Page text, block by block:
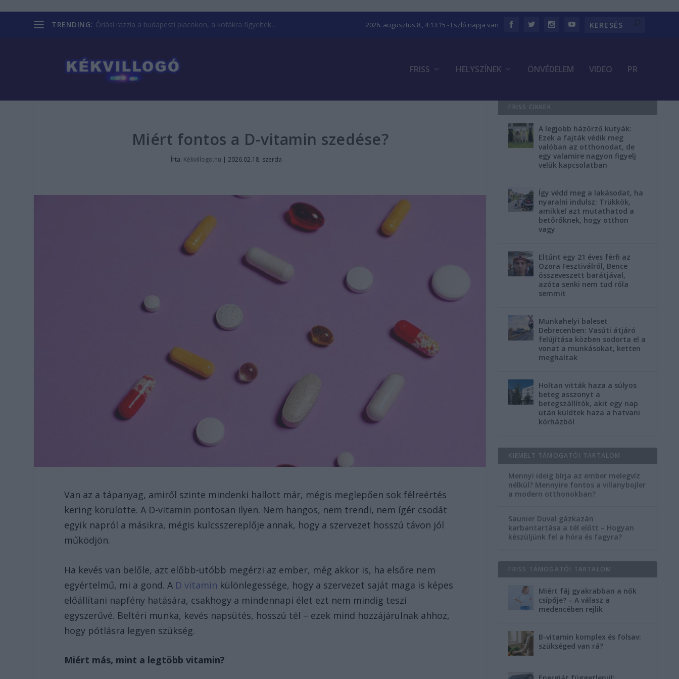
TRENDING: Óriási razzia a budapesti piacokon, a kofákra figyeltek... 2026. augusztus 8., 4:13:15 - Lszló napja van
FRISS HELYSZÍNEK ÖNVÉDELEM VIDEO PR
Miért fontos a D-vitamin szedése?
Írta: Kékvillogo.hu |2026.02.18. szerda
Van az a tápanyag, amiről szinte mindenki hallott már, mégis meglepően sok félreértés
kering körülötte. A D-vitamin pontosan ilyen. Nem hangos, nem trendi, nem ígér csodát
egyik napról a másikra, mégis kulcsszereplője annak, hogy a szervezet hosszú távon jól
működjön.
Ha kevés van belőle, azt előbb-utóbb megérzi az ember, még akkor is, ha elsőre nem
egyértelmű, mi a gond. A D vitamin különlegessége, hogy a szervezet saját maga is képes
előállítani napfény hatására, csakhogy a mindennapi élet ezt nem mindig teszi
egyszerűvé. Beltéri munka, kevés napsütés, hosszú tél – ezek mind hozzájárulnak ahhoz,
hogy pótlásra legyen szükség.
Miért más, mint a legtöbb vitamin?
FRISS CIKKEK
A legjobb házőrző kutyák:
Ezek a fajták védik meg
valóban az otthonodat, de
egy valamire nagyon figyelj
velük kapcsolatban
Így védd meg a lakásodat, ha
nyaralni indulsz: Trükkök,
amikkel azt mutathatod a
betörőknek, hogy otthon
vagy
Eltűnt egy 21 éves férfi az
Ozora Fesztiválról, Bence
összeveszett barátjával,
azóta senki nem tud róla
semmit
Munkahelyi baleset
Debrecenben: Vasúti átjáró
felújítása közben sodorta el a
vonat a munkásokat, ketten
meghaltak
Holtan vitták haza a súlyos
beteg asszonyt a
betegszállítók, akit egy nap
után küldtek haza a hatvani
kórházból
KIEMELT TÁMOGATÓI TARTALOM
Mennyi ideig bírja az ember melegvíz
nélkül? Mennyire fontos a villanybojler
a modern otthonokban?
Saunier Duval gázkazán
karbantartása a tél előtt – Hogyan
készüljünk fel a hóra és fagyra?
FRISS TÁMOGATÓI TARTALOM
Miért fáj gyakrabban a nők
csípője? – A válasz a
medencében rejlik
B-vitamin komplex és folsav:
szükséged van rá?